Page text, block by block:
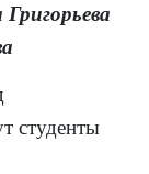
студенты